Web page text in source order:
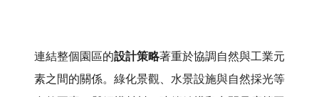
連結整個園區的設計策略著重於協調自然與工業元
素之間的關係。綠化景觀、水景設施與自然採光等